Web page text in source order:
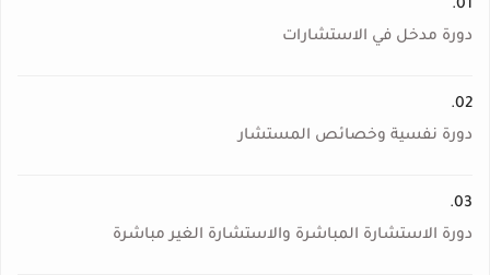
01.
دورة مدخل في الاستشارات
02.
دورة نفسية وخصائص المستشار
03.
دورة الاستشارة المباشرة والاستشارة الغير مباشرة